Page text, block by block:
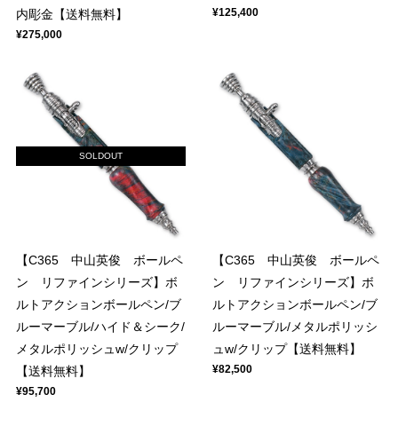
内彫金【送料無料】
¥275,000
¥125,400
SOLDOUT
【C365 中山英俊 ボールペ
ン リファインシリーズ】ボ
ルトアクションボールペン/ブ
ルーマーブル/ハイド＆シーク/
メタルポリッシュw/クリップ
【送料無料】
¥95,700
【C365 中山英俊 ボールペ
ン リファインシリーズ】ボ
ルトアクションボールペン/ブ
ルーマーブル/メタルポリッシ
ュw/クリップ【送料無料】
¥82,500